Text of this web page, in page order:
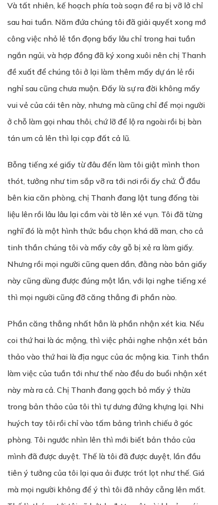
Và tất nhiên, kế hoạch phía toà soạn đề ra bị vỡ lở chỉ
sau hai tuần. Năm đứa chúng tôi đã giải quyết xong mớ
công việc nhỏ lẻ tồn đọng bấy lâu chỉ trong hai tuần
ngắn ngủi, và hợp đồng đã ký xong xuôi nên chị Thanh
đề xuất để chúng tôi ở lại làm thêm mấy dự án lẻ rồi
nghỉ sau cũng chưa muộn. Đấy là sự ra đời không mấy
vui vẻ của cái tên này, nhưng mà cũng chỉ để mọi người
ở chỗ làm gọi nhau thôi, chứ lỡ để lộ ra ngoài rồi bị bàn
tán um cả lên thì lại cạp đất cả lũ.
Bỗng tiếng xé giấy từ đâu đến làm tôi giật mình thon
thót, tưởng như tim sắp vỡ ra tới nơi rồi ấy chứ. Ở đầu
bên kia căn phòng, chị Thanh đang lật tung đống tài
liệu lên rồi lâu lâu lại cầm vài tờ lên xé vụn. Tôi đã từng
nghĩ đó là một hình thức bầu chọn khá dã man, cho cả
tinh thần chúng tôi và mấy cây gỗ bị xẻ ra làm giấy.
Nhưng rồi mọi người cũng quen dần, đằng nào bản giấy
này cũng dùng được đúng một lần, với lại nghe tiếng xé
thì mọi người cũng đỡ căng thẳng đi phần nào.
Phần căng thẳng nhất hẳn là phần nhận xét kia. Nếu
coi thứ hai là ác mộng, thì việc phải nghe nhận xét bản
thảo vào thứ hai là địa ngục của ác mộng kia. Tinh thần
làm việc của tuần tới như thế nào đều do buổi nhận xét
này mà ra cả. Chị Thanh đang gạch bỏ mấy ý thừa
trong bản thảo của tôi thì tự dưng đứng khựng lại. Nhi
huých tay tôi rồi chỉ vào tấm bảng trình chiếu ở góc
phòng. Tôi ngước nhìn lên thì mới biết bản thảo của
mình đã được duyệt. Thế là tôi đã được duyệt, lần đầu
tiên ý tưởng của tôi lại qua ải được trót lọt như thế. Giá
mà mọi người không để ý thì tôi đã nhảy cẫng lên mất.